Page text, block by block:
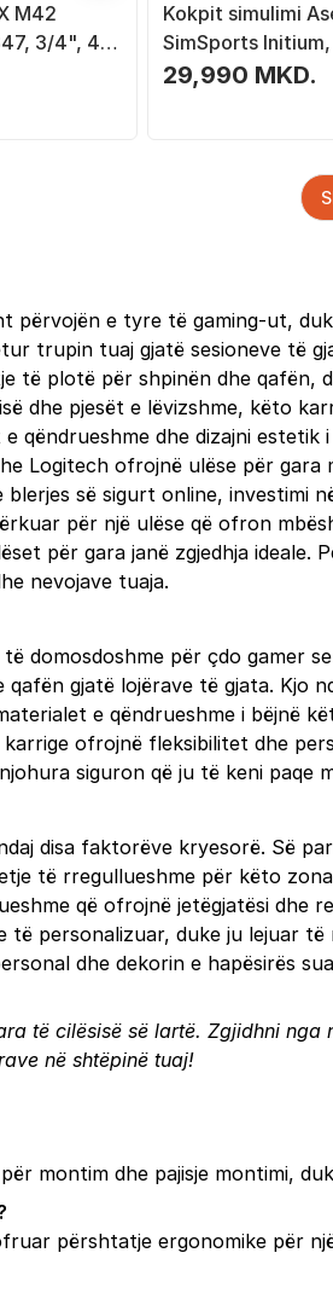
M42
3/4", 4
Kokpit simulimi
SimSports
çeliku, i
29,990 MKD.
përvojën e tyre të gaming-ut,
trupin tuaj gjatë sesioneve të
plotë për shpinën dhe qafën,
dhe pjesët e lëvizshme, këto
qëndrueshme dhe dizajni
Logitech ofrojnë ulëse për
së sigurt online, investimi
për një ulëse që ofron
për gara janë zgjedhja
nevojave tuaja.
domosdoshme për çdo gamer
gjatë lojërave të gjata. Kjo
e qëndrueshme i bëjnë
ofrojnë fleksibilitet dhe
siguron që ju të keni paqe
disa faktorëve kryesorë. Së
të rregullueshme për këto
që ofrojnë jetëgjatësi dhe
personalizuar, duke ju lejuar
dhe dekorin e hapësirës
të cilësisë së lartë. Zgjidhni
në shtëpinë tuaj!
montim dhe pajisje montimi,
përshtatje ergonomike për